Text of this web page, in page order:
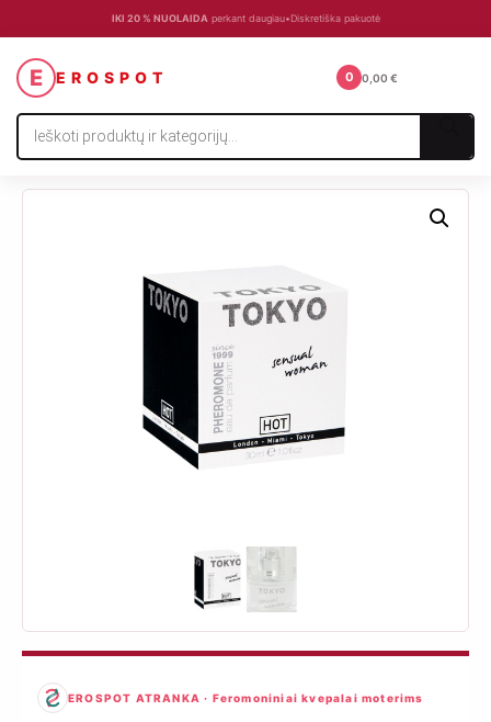
IKI 20 % NUOLAIDA perkant daugiau•Diskretiška pakuotė
E EROSPOT
Products
search
0 0,00 €
EROSPOT ATRANKA · Feromoniniai kvepalai moterims